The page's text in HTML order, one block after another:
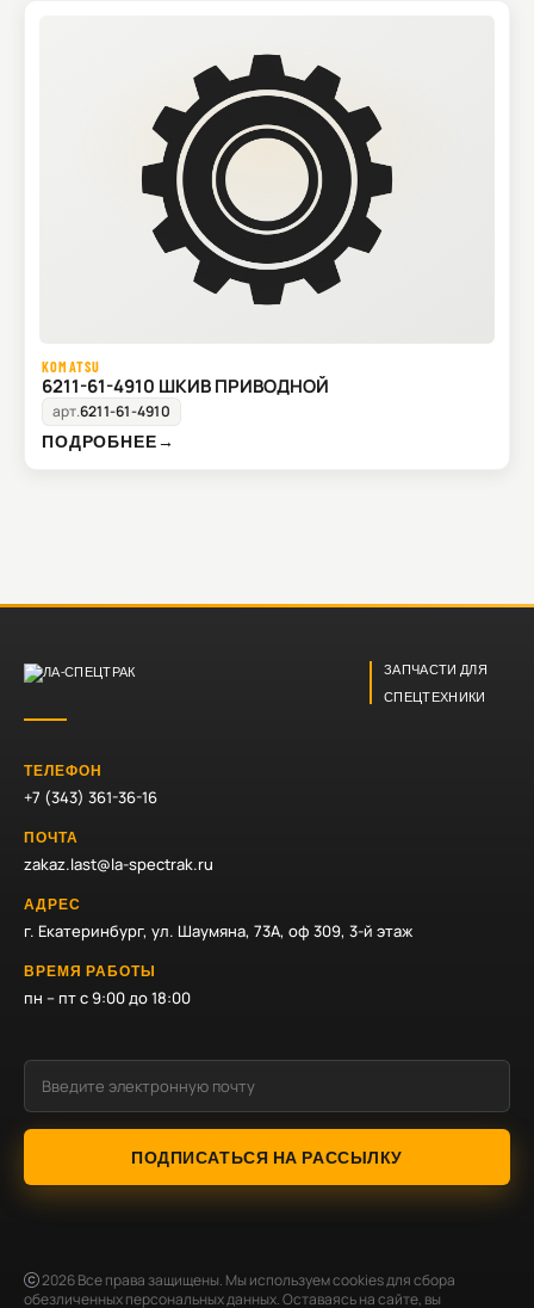
KOMATSU
6211-61-4910 ШКИВ ПРИВОДНОЙ
арт.6211-61-4910
ПОДРОБНЕЕ→
ЗАПЧАСТИ ДЛЯ
СПЕЦТЕХНИКИ
ТЕЛЕФОН
+7 (343) 361-36-16
ПОЧТА
zakaz.last@la-spectrak.ru
АДРЕС
г. Екатеринбург, ул. Шаумяна, 73А, оф 309, 3-й этаж
ВРЕМЯ РАБОТЫ
пн – пт с 9:00 до 18:00
ПОДПИСАТЬСЯ НА РАССЫЛКУ
2026Все права защищены. Мы используем cookies для сбора
обезличенных персональных данных. Оставаясь на сайте, вы